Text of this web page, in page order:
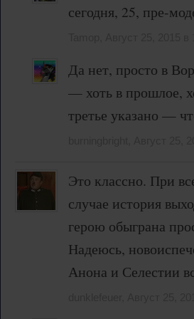
сегодня, 25, пре-
Да нет, просто в
— хоть в прошлое,
третье указано —
Это классно. При
случае история
герою обыграна
Надеюсь,
Анона и Селестии